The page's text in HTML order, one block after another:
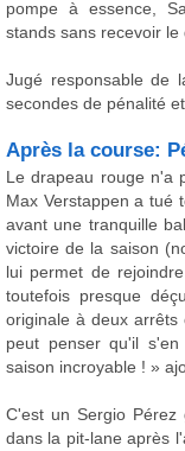
pompe à essence,
stands sans recevoir le
Jugé responsable de
secondes de pénalité
Après la course:
Le drapeau rouge n'a
Max Verstappen a tué
avant une tranquille
victoire de la saison
lui permet de
toutefois presque
originale à deux
peut penser qu'il
saison incroyable ! »
C'est un Sergio
dans la pit-lane après